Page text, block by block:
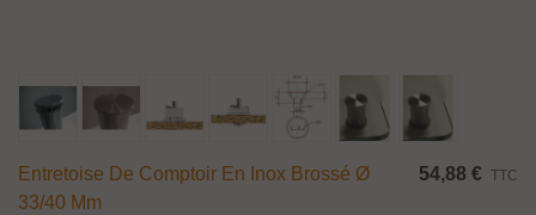
Entretoise De Comptoir En Inox Brossé Ø
33/40 Mm
54,88 € TTC